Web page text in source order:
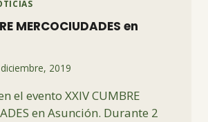
MERCOCIUDADES en
2019
el evento XXIV CUMBRE
en Asunción. Durante 2